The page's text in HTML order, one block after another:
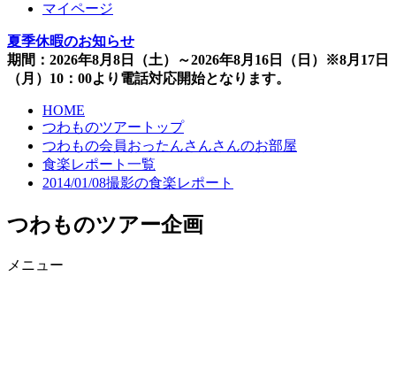
マイページ
夏季休暇のお知らせ
期間：2026年8月8日（土）～2026年8月16日（日）※8月17日
（月）10：00より電話対応開始となります。
HOME
つわものツアートップ
つわもの会員おったんさんさんのお部屋
食楽レポート一覧
2014/01/08撮影の食楽レポート
つわものツアー企画
メニュー